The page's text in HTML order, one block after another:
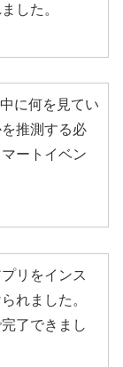
した。
に何を見てい
推測する必
ートイベン
リをインス
れました。
了できまし